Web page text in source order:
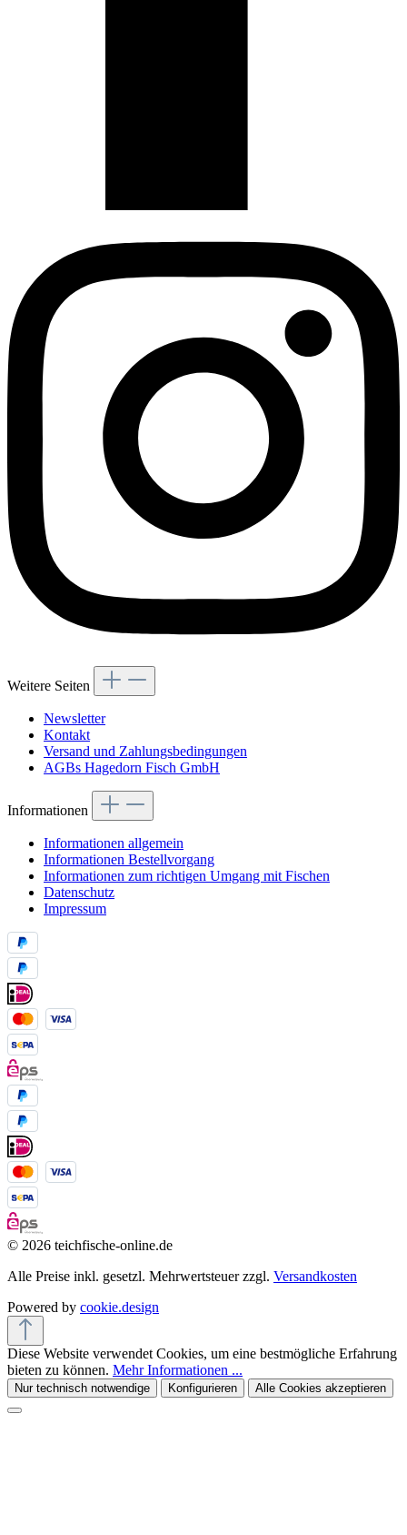
Weitere Seiten
Newsletter
Kontakt
Versand und Zahlungsbedingungen
AGBs Hagedorn Fisch GmbH
Informationen
Informationen allgemein
Informationen Bestellvorgang
Informationen zum richtigen Umgang mit Fischen
Datenschutz
Impressum
© 2026 teichfische-online.de
Alle Preise inkl. gesetzl. Mehrwertsteuer zzgl. Versandkosten
Powered by cookie.design
Diese Website verwendet Cookies, um eine bestmögliche Erfahrung
bieten zu können. Mehr Informationen ...
Nur technisch notwendige Konfigurieren Alle Cookies akzeptieren